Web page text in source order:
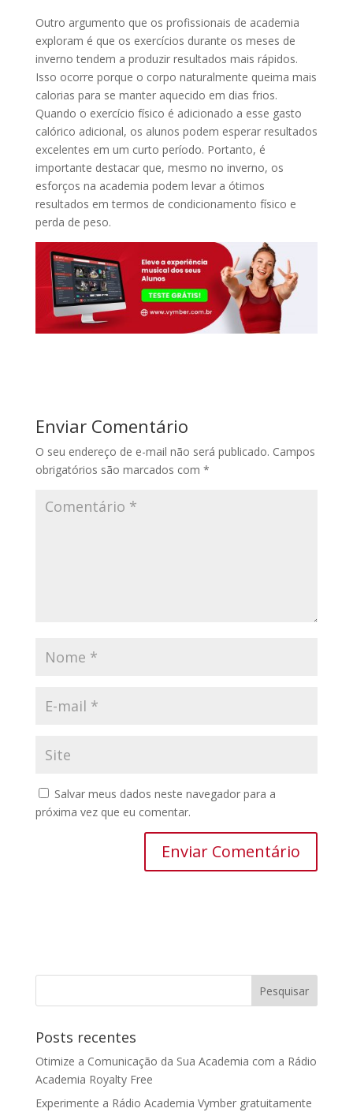
Outro argumento que os profissionais de academia
exploram é que os exercícios durante os meses de
inverno tendem a produzir resultados mais rápidos.
Isso ocorre porque o corpo naturalmente queima mais
calorias para se manter aquecido em dias frios.
Quando o exercício físico é adicionado a esse gasto
calórico adicional, os alunos podem esperar resultados
excelentes em um curto período. Portanto, é
importante destacar que, mesmo no inverno, os
esforços na academia podem levar a ótimos
resultados em termos de condicionamento físico e
perda de peso.
Enviar Comentário
O seu endereço de e-mail não será publicado. Campos
obrigatórios são marcados com *
Salvar meus dados neste navegador para a
próxima vez que eu comentar.
Posts recentes
Otimize a Comunicação da Sua Academia com a Rádio
Academia Royalty Free
Experimente a Rádio Academia Vymber gratuitamente